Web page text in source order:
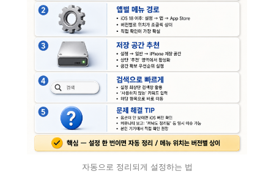
자동으로 정리되게 설정하는 법